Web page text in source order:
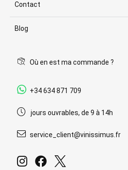
Contact
Blog
Où en est ma commande ?
+34 634 871 709
jours ouvrables, de 9 à 14h
service_client@vinissimus.fr